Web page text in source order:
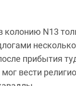
N13
прибытия
вести